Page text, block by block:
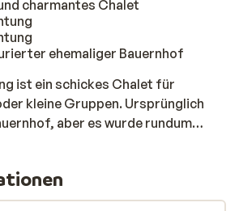
charmantes Chalet
ehemaliger Bauernhof
ist ein schickes Chalet für
kleine Gruppen. Ursprünglich
aber es wurde rundum
jetzt sehr viel Charakter und
des Dorfes. Und doch befinden
in einem modernen Skigebiet, denn